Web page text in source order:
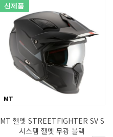
신제품
MT
MT 헬멧 STREETFIGHTER SV S
시스템 헬멧 무광 블랙